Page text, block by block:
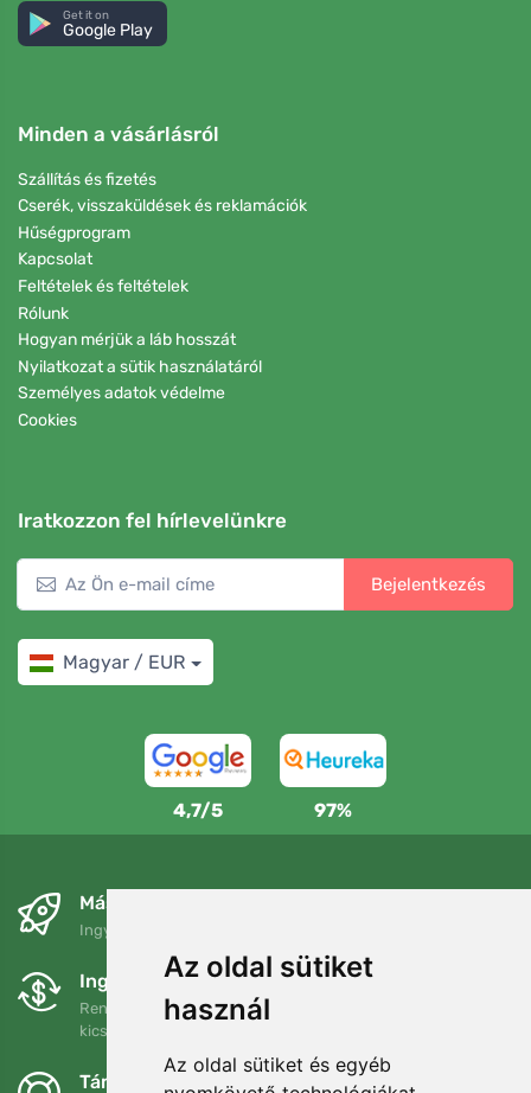
Az oldal sütiket
használ
Az oldal sütiket és egyéb
Get it on
Google Play
Minden a vásárlásról
Szállítás és fizetés
Cserék, visszaküldések és reklamációk
Hűségprogram
Kapcsolat
Feltételek és feltételek
Rólunk
Hogyan mérjük a láb hosszát
Nyilatkozat a sütik használatáról
Személyes adatok védelme
Cookies
Iratkozzon fel hírlevelünkre
Bejelentkezés
Magyar / EUR
4,7/5 97%
Másnapra és ingyenesen
Ingyenes szállítás a következő összeg felett: 80 EUR
Ingyenes csere és visszaküldés
Rendelését 90 napon belül bármikor visszaküldheti vagy
kicserélheti.
Támogatjuk a Trees.org-ot